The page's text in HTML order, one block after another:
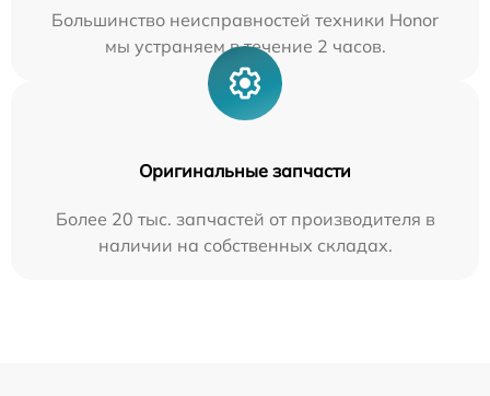
Большинство неисправностей техники Honor
мы устраняем в течение 2 часов.
Оригинальные запчасти
Более 20 тыс. запчастей от производителя в
наличии на собственных складах.